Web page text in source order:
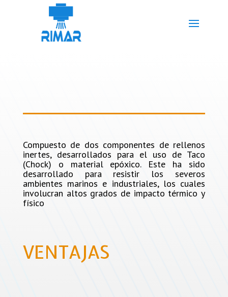
Compuesto de dos componentes de rellenos
inertes, desarrollados para el uso de Taco
(Chock) o material epóxico. Este ha sido
desarrollado para resistir los severos
ambientes marinos e industriales, los cuales
involucran altos grados de impacto térmico y
físico
VENTAJAS